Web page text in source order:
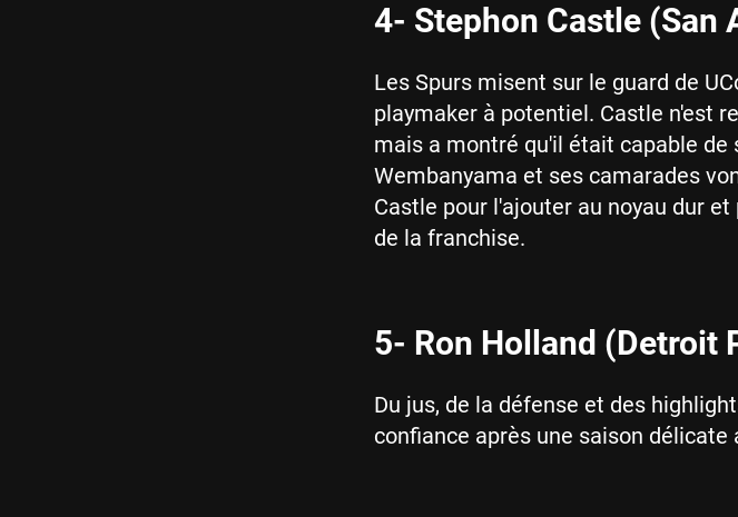
4- Stephon Castle (San
Les Spurs misent sur le guard de
playmaker à potentiel. Castle n'est
mais a montré qu'il était capable
Wembanyama et ses camarades
Castle pour l'ajouter au noyau dur
de la franchise.
5- Ron Holland (Detroit
Du jus, de la défense et des
confiance après une saison délicate